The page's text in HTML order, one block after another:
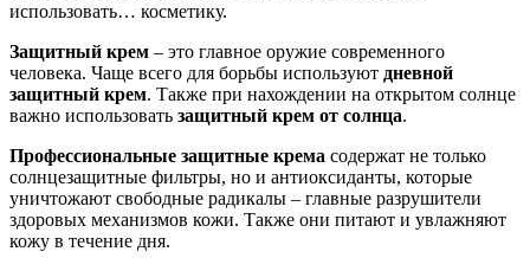
использовать… косметику.
Защитный крем – это главное оружие современного
человека. Чаще всего для борьбы используют дневной
защитный крем. Также при нахождении на открытом солнце
важно использовать защитный крем от солнца.
Профессиональные защитные крема содержат не только
солнцезащитные фильтры, но и антиоксиданты, которые
уничтожают свободные радикалы – главные разрушители
здоровых механизмов кожи. Также они питают и увлажняют
кожу в течение дня.